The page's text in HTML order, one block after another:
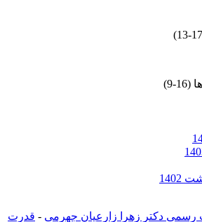
دکتر زهرا زارعیان جهرمی - قدرت